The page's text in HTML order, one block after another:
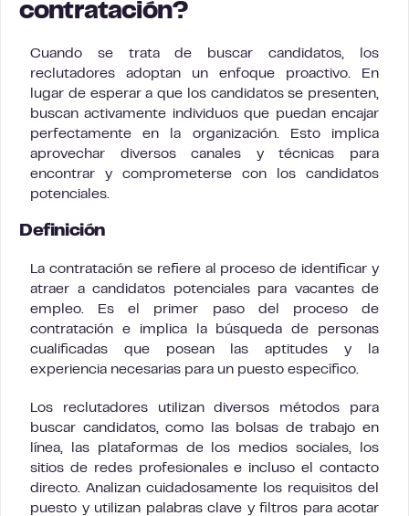
contratación?
Cuando se trata de buscar candidatos, los
reclutadores adoptan un enfoque proactivo. En
lugar de esperar a que los candidatos se presenten,
buscan activamente individuos que puedan encajar
perfectamente en la organización. Esto implica
aprovechar diversos canales y técnicas para
encontrar y comprometerse con los candidatos
potenciales.
Definición
La contratación se refiere al proceso de identificar y
atraer a candidatos potenciales para vacantes de
empleo. Es el primer paso del proceso de
contratación e implica la búsqueda de personas
cualificadas que posean las aptitudes y la
experiencia necesarias para un puesto específico.
Los reclutadores utilizan diversos métodos para
buscar candidatos, como las bolsas de trabajo en
línea, las plataformas de los medios sociales, los
sitios de redes profesionales e incluso el contacto
directo. Analizan cuidadosamente los requisitos del
puesto y utilizan palabras clave y filtros para acotar